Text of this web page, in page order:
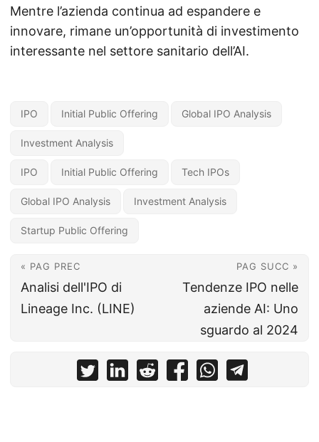
Mentre l’azienda continua ad espandere e
innovare, rimane un’opportunità di investimento
interessante nel settore sanitario dell’AI.
IPO Initial Public Offering Global IPO Analysis
Investment Analysis
IPO Initial Public Offering Tech IPOs
Global IPO Analysis Investment Analysis
Startup Public Offering
« PAG PREC
Analisi dell'IPO di
Lineage Inc. (LINE)
PAG SUCC »
Tendenze IPO nelle
aziende AI: Uno
sguardo al 2024